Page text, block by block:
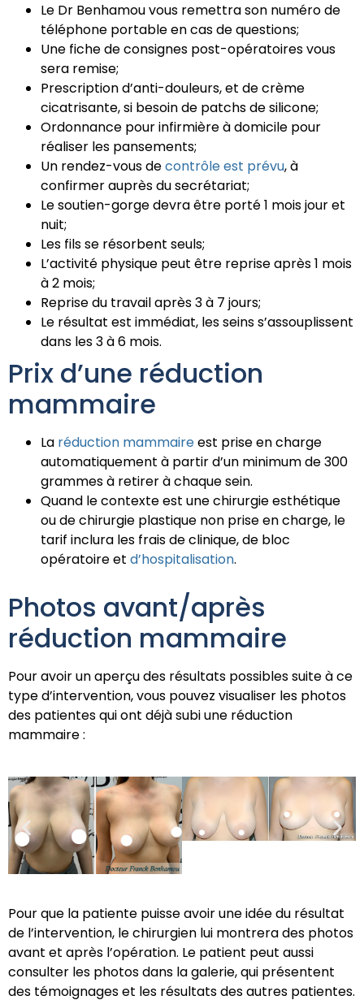
Le Dr Benhamou vous remettra son numéro de
téléphone portable en cas de questions;
Une fiche de consignes post-opératoires vous
sera remise;
Prescription d’anti-douleurs, et de crème
cicatrisante, si besoin de patchs de silicone;
Ordonnance pour infirmière à domicile pour
réaliser les pansements;
Un rendez-vous decontrôle est prévu, à
confirmer auprès du secrétariat;
Le soutien-gorge devra être porté 1 mois jour et
nuit;
Les fils se résorbent seuls;
L’activité physique peut être reprise après 1 mois
à 2 mois;
Reprise du travail après 3 à 7 jours;
Le résultat est immédiat, les seins s’assouplissent
dans les 3 à 6 mois.
Prix d’une réduction
mammaire
La réduction mammaireest prise en charge
automatiquement à partir d’un minimum de 300
grammes à retirer à chaque sein.
Quand le contexte est une chirurgie esthétique
ou de chirurgie plastique non prise en charge, le
tarif inclura les frais de clinique, de bloc
opératoire et d’hospitalisation.
Photos avant/après
réduction mammaire
Pour avoir un aperçu des résultats possibles suite à ce
type d’intervention, vous pouvez visualiser les photos
des patientes qui ont déjà subi une réduction
mammaire :
Pour que la patiente puisse avoir une idée du résultat
de l’intervention, le chirurgien lui montrera des photos
avant et après l’opération. Le patient peut aussi
consulter les photos dans la galerie, qui présentent
des témoignages et les résultats des autres patientes.